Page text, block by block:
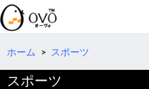
検
索
コ
テホーム > スポーツ
スポーツ